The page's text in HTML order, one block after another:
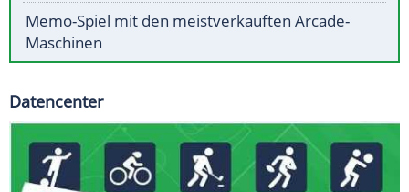
Memo-Spiel mit den meistverkauften Arcade-
Maschinen
Datencenter